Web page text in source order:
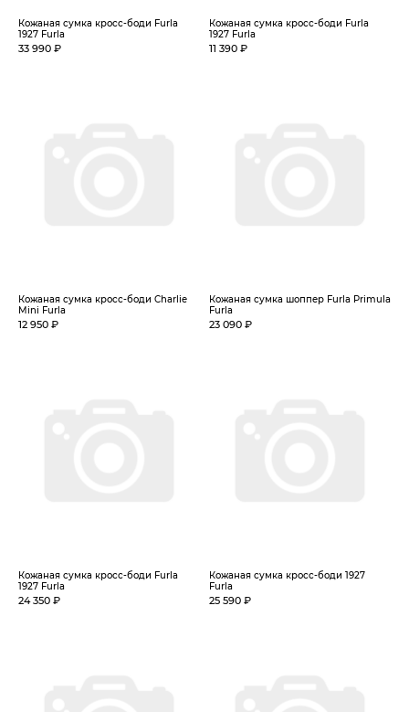
Кожаная сумка кросс-боди Furla
1927 Furla
33 990 ₽
Кожаная сумка кросс-боди Furla
1927 Furla
11 390 ₽
Кожаная сумка кросс-боди Charlie
Mini Furla
12 950 ₽
Кожаная сумка шоппер Furla Primula
Furla
23 090 ₽
Кожаная сумка кросс-боди Furla
1927 Furla
24 350 ₽
Кожаная сумка кросс-боди 1927
Furla
25 590 ₽